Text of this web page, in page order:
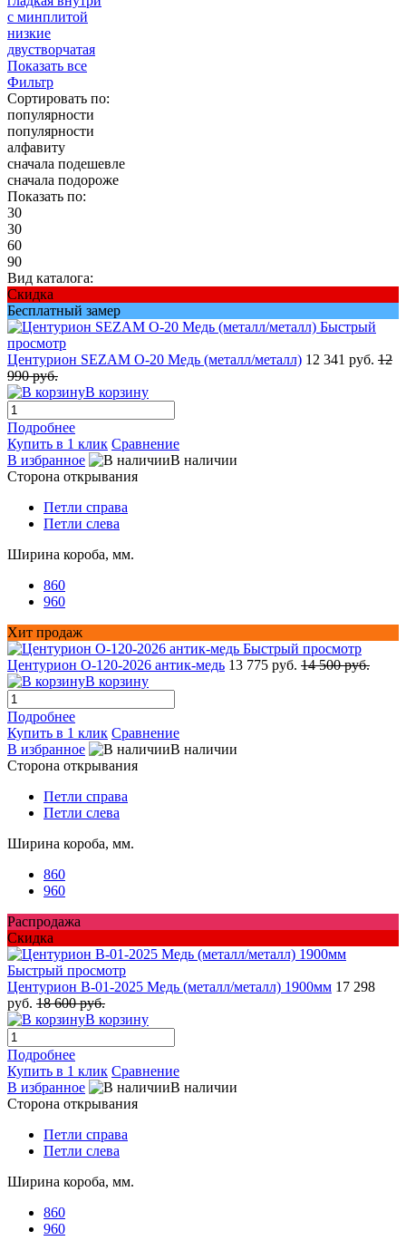
с минплитой
низкие
двустворчатая
Показать все
Фильтр
Сортировать по:
популярности
популярности
алфавиту
сначала подешевле
сначала подороже
Показать по:
30
30
60
90
Вид каталога:
Скидка
Бесплатный замер
Быстрый
просмотр
Центурион SEZAM О-20 Медь (металл/металл) 12 341 руб. 12
990 руб.
В корзину
Подробнее
Купить в 1 клик Сравнение
В избранное
В наличии
Сторона открывания
Петли справа
Петли слева
Ширина короба, мм.
860
960
Хит продаж
Быстрый просмотр
Центурион О-120-2026 антик-медь 13 775 руб. 14 500 руб.
В корзину
Подробнее
Купить в 1 клик Сравнение
В избранное
В наличии
Сторона открывания
Петли справа
Петли слева
Ширина короба, мм.
860
960
Распродажа
Скидка
Быстрый просмотр
Центурион В-01-2025 Медь (металл/металл) 1900мм 17 298
руб. 18 600 руб.
В корзину
Подробнее
Купить в 1 клик Сравнение
В избранное
В наличии
Сторона открывания
Петли справа
Петли слева
Ширина короба, мм.
860
960